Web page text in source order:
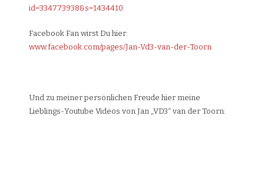
id=334773938&s=1434410
Facebook Fan wirst Du hier:
www.facebook.com/pages/Jan-Vd3-van-der-Toorn
Und zu meiner persönlichen Freude hier meine
Lieblings-Youtube Videos von Jan „VD3“ van der Toorn: